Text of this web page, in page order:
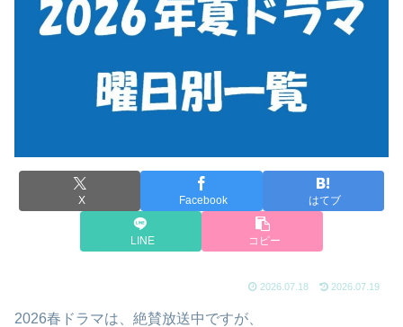
X Facebook はてブ
LINE コピー
2026.07.18 2026.07.19
2026春ドラマは、絶賛放送中ですが、